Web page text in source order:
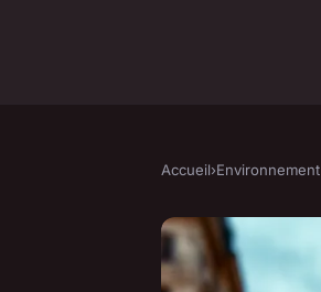
Accueil›Environnement